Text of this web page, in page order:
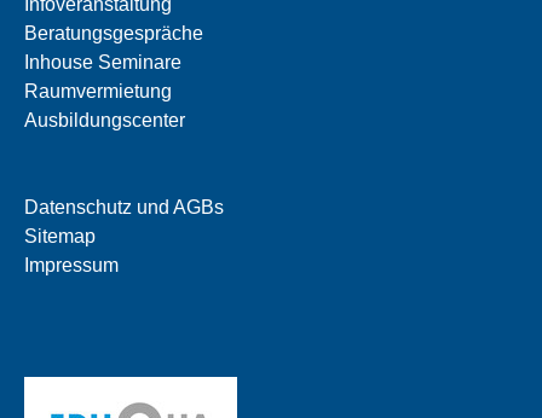
Infoveranstaltung
Beratungsgespräche
Inhouse Seminare
Raumvermietung
Ausbildungscenter
Datenschutz und AGBs
Sitemap
Impressum